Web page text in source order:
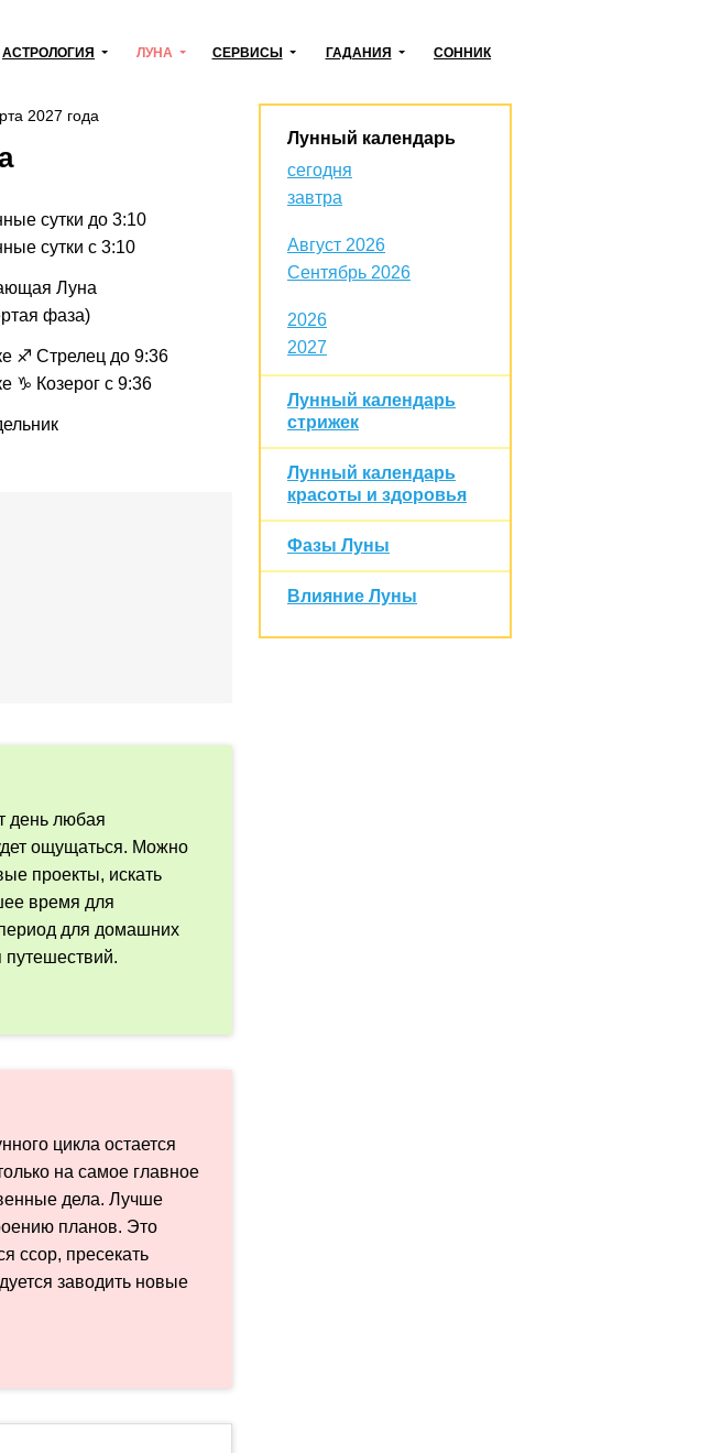
АСТРОЛОГИЯ ЛУНА СЕРВИСЫ ГАДАНИЯ СОННИК
2027 года
сутки до 3:10
сутки с 3:10
Луна
фаза)
♐ Стрелец до 9:36
♑ Козерог с 9:36
день любая
ощущаться. Можно
проекты, искать
время для
для домашних
цикла остается
на самое главное
дела. Лучше
планов. Это
ссор, пресекать
заводить новые
Лунный календарь
сегодня
завтра
Август 2026
Сентябрь 2026
2026
2027
Лунный календарь
стрижек
Лунный календарь
красоты и здоровья
Фазы Луны
Влияние Луны